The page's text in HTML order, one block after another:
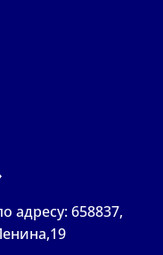
адресу: 658837,